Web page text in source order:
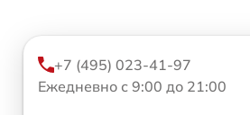
+7 (495) 023-41-97
Ежедневно с 9:00 до 21:00